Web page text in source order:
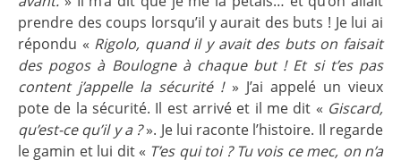
prendre des coups lorsqu’il y aurait des buts ! Je lui ai
répondu « Rigolo, quand il y avait des buts on faisait
des pogos à Boulogne à chaque but ! Et si t’es pas
content j’appelle la sécurité !» J’ai appelé un vieux
pote de la sécurité. Il est arrivé et il me dit « Giscard,
qu’est-ce qu’il y a ?». Je lui raconte l’histoire. Il regarde
le gamin et lui dit « T’es qui toi ? Tu vois ce mec, on n’a